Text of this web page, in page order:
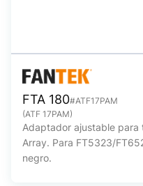
FTA 180#ATF17PAM
(ATF 17PAM)
Adaptador ajustable
Array. Para FT5323/
negro.